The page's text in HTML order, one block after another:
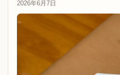
2026年6月7日